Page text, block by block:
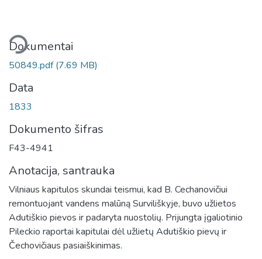
Dokumentai
50849.pdf(7.69 MB)
Data
1833
Dokumento šifras
F43-4941
Anotacija, santrauka
Vilniaus kapitulos skundai teismui, kad B. Cechanovičiui
remontuojant vandens malūną Surviliškyje, buvo užlietos
Adutiškio pievos ir padaryta nuostolių. Prijungta įgaliotinio
Pileckio raportai kapitulai dėl užlietų Adutiškio pievų ir
Čechovičiaus pasiaiškinimas.